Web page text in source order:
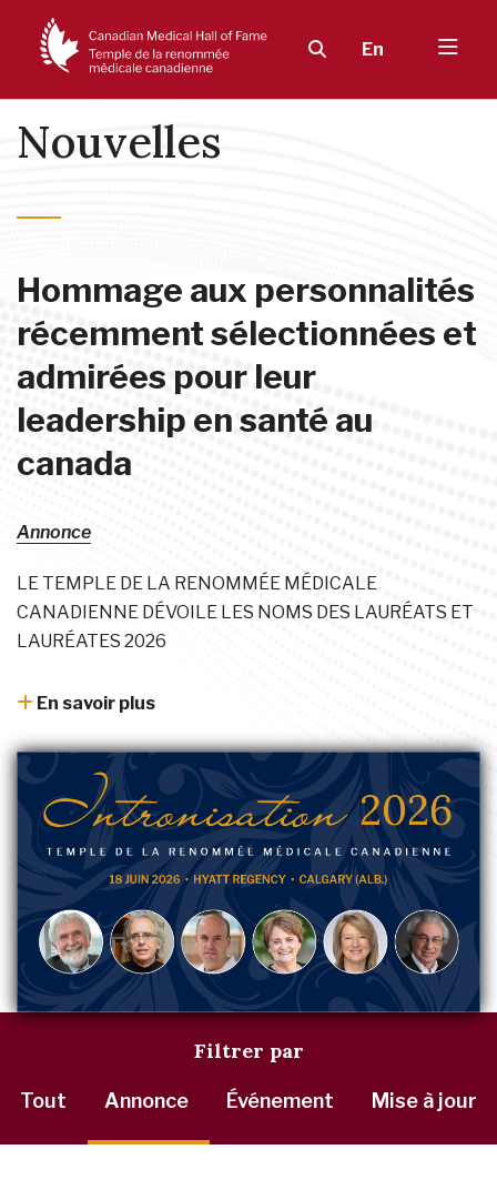
En
Nouvelles
Hommage aux personnalités
récemment sélectionnées et
admirées pour leur
leadership en santé au
canada
Annonce
LE TEMPLE DE LA RENOMMÉE MÉDICALE
CANADIENNE DÉVOILE LES NOMS DES LAURÉATS ET
LAURÉATES 2026
En savoir plus
Filtrer par
Tout Annonce Événement Mise à jour